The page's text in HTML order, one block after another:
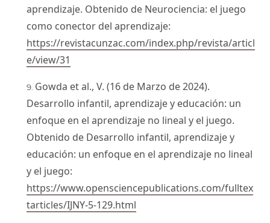
aprendizaje. Obtenido de Neurociencia: el juego
como conector del aprendizaje:
https://revistacunzac.com/index.php/revista/articl
e/view/31
Gowda et al., V. (16 de Marzo de 2024).
Desarrollo infantil, aprendizaje y educación: un
enfoque en el aprendizaje no lineal y el juego.
Obtenido de Desarrollo infantil, aprendizaje y
educación: un enfoque en el aprendizaje no lineal
y el juego:
https://www.opensciencepublications.com/fulltex
tarticles/IJNY-5-129.html